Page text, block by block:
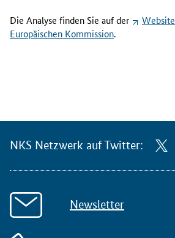
Die Analyse finden Sie auf der Website
Europäischen Kommission.
NKS Netzwerk auf Twitter:
Newsletter